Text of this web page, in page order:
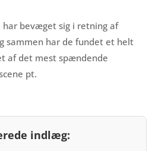
bevæget sig i retning af
sammen har de fundet et helt
af det mest spændende
pt.
indlæg: